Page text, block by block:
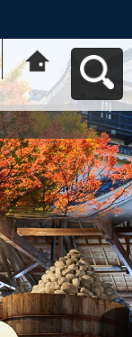
おかざき市民活
動情報ひろばへ
戻る